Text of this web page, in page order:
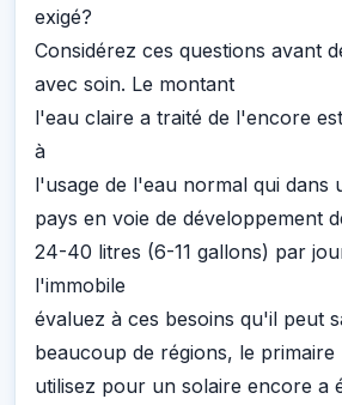
exigé?
Considérez ces questions avant
avec soin. Le montant
l'eau claire a traité de l'encore
à
l'usage de l'eau normal qui dans
pays en voie de développement
24-40 litres (6-11 gallons) par
l'immobile
évaluez à ces besoins qu'il peut
beaucoup de régions, le primaire
utilisez pour un solaire encore a